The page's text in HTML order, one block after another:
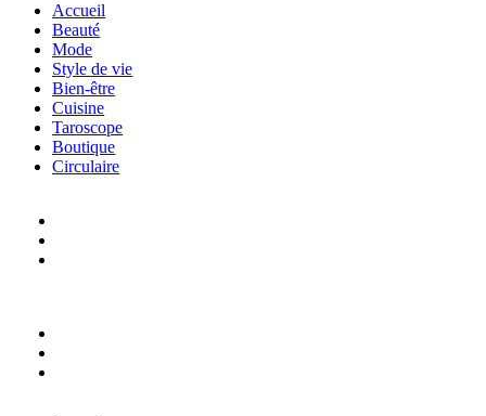
Accueil
Beauté
Mode
Style de vie
Bien-être
Cuisine
Taroscope
Boutique
Circulaire